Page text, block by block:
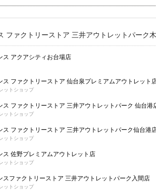
ファクトリーストア 三井アウトレットパーク
ス アクアシティお台場店
ス ファクトリーストア 仙台泉プレミアムアウトレット
ットショップ
ス ファクトリーストア 三井アウトレットパーク 仙台港
ットショップ
ス ファクトリーストア 三井アウトレットパーク仙台港
ットショップ
ス 佐野プレミアムアウトレット店
ットショップ
スファクトリーストア 三井アウトレットパーク入間店
ットショップ